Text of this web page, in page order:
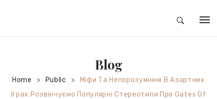
SILVER JEWELRY
Blog
Home > Public >
Міфи Та Непорозуміння В Азартних
Іграх Розвінчуємо Популярні Стереотипи Про Gates Of